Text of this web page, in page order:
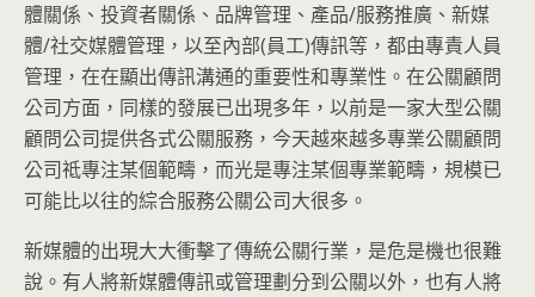
體關係、投資者關係、品牌管理、產品/服務推廣、新媒
體/社交媒體管理，以至內部(員工)傳訊等，都由專責人員
管理，在在顯出傳訊溝通的重要性和專業性。在公關顧問
公司方面，同樣的發展已出現多年，以前是一家大型公關
顧問公司提供各式公關服務，今天越來越多專業公關顧問
公司祗專注某個範疇，而光是專注某個專業範疇，規模已
可能比以往的綜合服務公關公司大很多。
新媒體的出現大大衝擊了傳統公關行業，是危是機也很難
說。有人將新媒體傳訊或管理劃分到公關以外，也有人將